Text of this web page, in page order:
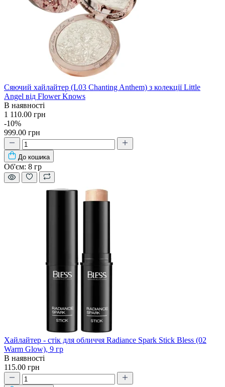
Сяючий хайлайтер (L03 Chanting Anthem) з колекції Little
Angel від Flower Knows
В наявності
1 110.00 грн
-10%
999.00 грн
До кошика
Об'єм: 8 гр
Хайлайтер - стік для обличчя Radiance Spark Stick Bless (02
Warm Glow), 9 гр
В наявності
115.00 грн